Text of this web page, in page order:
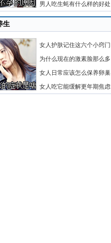
男人吃生蚝有什么样的好处
生
女人护肤记住这六个小窍门
为什么现在的激素脸那么多
女人日常应该怎么保养卵巢
女人吃它能缓解更年期焦虑